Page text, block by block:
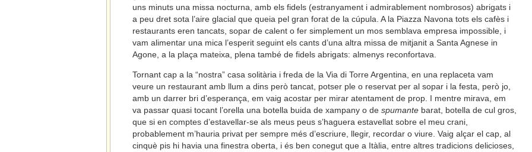
uns minuts una missa nocturna, amb els fidels (estranyament i admirablement nombrosos) abrigats i
a peu dret sota l’aire glacial que queia pel gran forat de la cúpula. A la Piazza Navona tots els cafès i
restaurants eren tancats, sopar de calent o fer simplement un mos semblava empresa impossible, i
vam alimentar una mica l’esperit seguint els cants d’una altra missa de mitjanit a Santa Agnese in
Agone, a la plaça mateixa, plena també de fidels abrigats: almenys reconfortava.
Tornant cap a la “nostra” casa solitària i freda de la Via di Torre Argentina, en una replaceta vam
veure un restaurant amb llum a dins però tancat, potser ple o reservat per al sopar i la festa, però jo,
amb un darrer bri d’esperança, em vaig acostar per mirar atentament de prop. I mentre mirava, em
va passar quasi tocant l’orella una botella buida de xampany o despumante barat, botella de cul gros,
que si en comptes d’estavellar-se als meus peus s’haguera estavellat sobre el meu crani,
probablement m’hauria privat per sempre més d’escriure, llegir, recordar o viure. Vaig alçar el cap, al
cinquè pis hi havia una finestra oberta, i és ben conegut que a Itàlia, entre altres tradicions delicioses,